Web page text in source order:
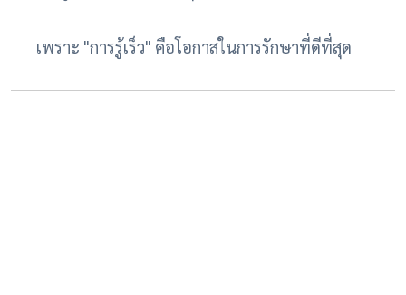
เพราะ "การรู้เร็ว" คือโอกาสในการรักษาที่ดีที่สุด